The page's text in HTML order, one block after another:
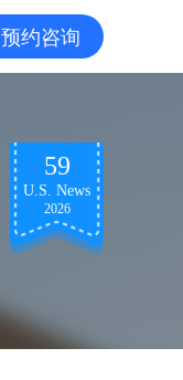
预约咨询
59
U.S. News
2026